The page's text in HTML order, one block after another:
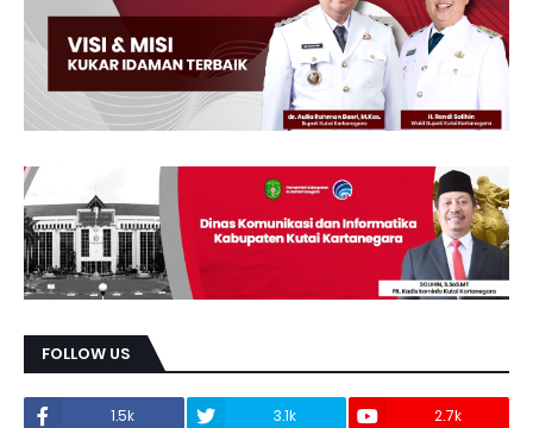
FOLLOW US
1.5k 3.1k
2.7k